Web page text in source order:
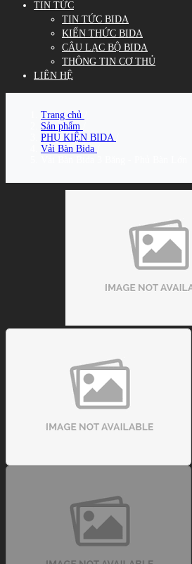
TIN TỨC
TIN TỨC BIDA
KIẾN THỨC BIDA
CÂU LẠC BỘ BIDA
THÔNG TIN CƠ THỦ
LIÊN HỆ
Trang chủ
Sản phẩm
PHỤ KIỆN BIDA
Vải Bàn Bida